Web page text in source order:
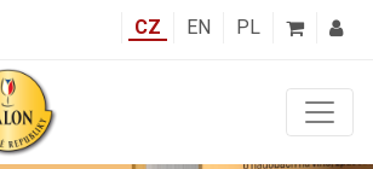
CZ EN PL